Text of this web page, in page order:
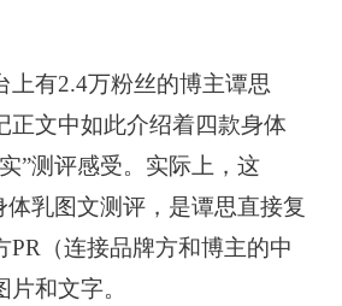
有2.4万粉丝的博主谭思
正文中如此介绍着四款身体
”测评感受。实际上，这
体乳图文测评，是谭思直接复
PR（连接品牌方和博主的中
和文字。